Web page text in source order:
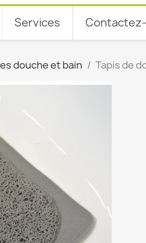
Services
douche et bain Tapis de